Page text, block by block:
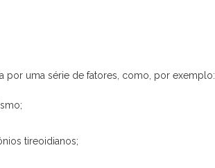
por uma série de fatores, como, por exemplo:
tireoidianos;